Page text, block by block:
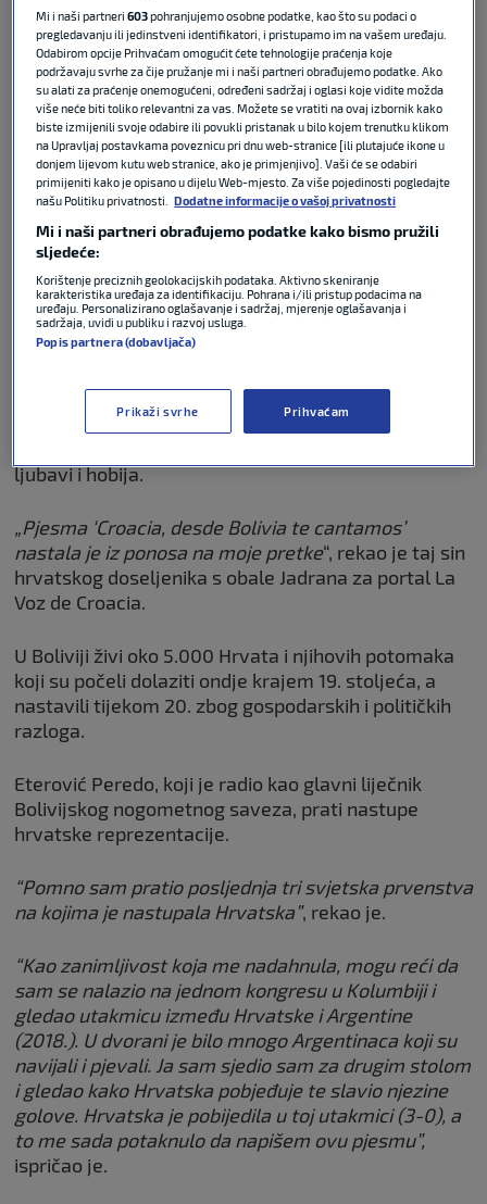
Hrvatska zajednica u Boliviji objavila je emotivan
videospot s pjesmom "Hrvatska, iz Bolivije ti
pjevamo" (Croacia, desde Bolivia te cantamos)
kojim daje podršku hrvatskoj nogometnoj
reprezentaciji na Svjetskom prvenstvu.
“Iz Bolivije ti pjevamo, Hrvatska u srcu mom, iz
Bolivije te bodrimo, Vatreni šampion”,odjekuje
gradovima te južnoameričke zemlje.
“Idemo, idemo, srce od vatre i strasti”,pjevaju
tamošnji Hrvati dok se reprezentacija priprema za
prvi nastup protiv Engleske u srijedu.
Autor pjesme u ritmu bolivijskog caporala, odnosno
tamošnjeg folklornog plesa, jeIvo Eterović Peredo
ljubavi i hobija.
„Pjesma ‘Croacia, desde Bolivia te cantamos’
nastala je iz ponosa na moje pretke“, rekao je taj sin
hrvatskog doseljenika s obale Jadrana za portal La
Voz de Croacia.
U Boliviji živi oko 5.000 Hrvata i njihovih potomaka
koji su počeli dolaziti ondje krajem 19. stoljeća, a
nastavili tijekom 20. zbog gospodarskih i političkih
razloga.
Eterović Peredo, koji je radio kao glavni liječnik
Bolivijskog nogometnog saveza, prati nastupe
hrvatske reprezentacije.
“Pomno sam pratio posljednja tri svjetska prvenstva
na kojima je nastupala Hrvatska”, rekao je.
“Kao zanimljivost koja me nadahnula, mogu reći da
sam se nalazio na jednom kongresu u Kolumbiji i
gledao utakmicu između Hrvatske i Argentine
(2018.). U dvorani je bilo mnogo Argentinaca koji su
navijali i pjevali. Ja sam sjedio sam za drugim stolom
i gledao kako Hrvatska pobjeđuje te slavio njezine
golove. Hrvatska je pobijedila u toj utakmici (3-0), a
to me sada potaknulo da napišem ovu pjesmu”,
ispričao je.
Mi i naši partneri603pohranjujemo osobne podatke, kao što su podaci o
pregledavanju ili jedinstveni identifikatori, i pristupamo im na vašem uređaju.
Odabirom opcije Prihvaćam omogućit ćete tehnologije praćenja koje
podržavaju svrhe za čije pružanje mi i naši partneri obrađujemo podatke. Ako
su alati za praćenje onemogućeni, određeni sadržaj i oglasi koje vidite možda
više neće biti toliko relevantni za vas. Možete se vratiti na ovaj izbornik kako
biste izmijenili svoje odabire ili povukli pristanak u bilo kojem trenutku klikom
na Upravljaj postavkama poveznicu pri dnu web-stranice [ili plutajuće ikone u
donjem lijevom kutu web stranice, ako je primjenjivo]. Vaši će se odabiri
primijeniti kako je opisano u dijelu Web-mjesto. Za više pojedinosti pogledajte
našu Politiku privatnosti.
Dodatne informacije o vašoj privatnosti
Mi i naši partneri obrađujemo podatke kako bismo pružili
sljedeće:
Korištenje preciznih geolokacijskih podataka. Aktivno skeniranje
karakteristika uređaja za identifikaciju. Pohrana i/ili pristup podacima na
uređaju. Personalizirano oglašavanje i sadržaj, mjerenje oglašavanja i
sadržaja, uvidi u publiku i razvoj usluga.
Popis partnera (dobavljača)
Prikaži svrhe Prihvaćam